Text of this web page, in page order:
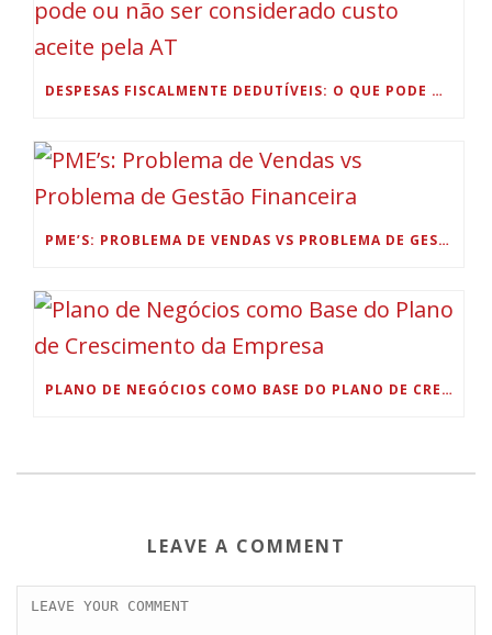
DESPESAS FISCALMENTE DEDUTÍVEIS: O QUE PODE OU NÃO SER CONSIDERADO CUSTO ACEITE PELA AT
PME’S: PROBLEMA DE VENDAS VS PROBLEMA DE GESTÃO FINANCEIRA
PLANO DE NEGÓCIOS COMO BASE DO PLANO DE CRESCIMENTO DA EMPRESA
LEAVE A COMMENT